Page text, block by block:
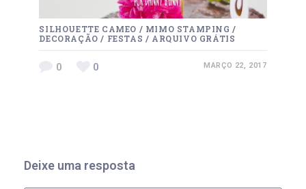
SILHOUETTE CAMEO / MIMO STAMPING /
DECORAÇÃO / FESTAS / ARQUIVO GRÁTIS
0 0 MARÇO 22, 2017
Deixe uma resposta